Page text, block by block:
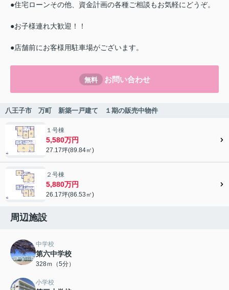
●住宅ローンその他、資金計画の各種ご相談もお気軽にどうぞ。
●お子様連れ大歓迎！！
●店舗前にお客様用駐車場がございます。
無料 お問い合わせ
八王子市 万町 新築一戸建て １期の販売中物件
１号棟
5,580万円
27.17坪(89.84㎡)
２号棟
5,880万円
26.17坪(86.53㎡)
周辺施設
中学校
第六中学校
328ｍ（5分）
小学校